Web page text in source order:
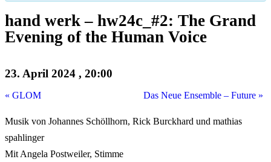
hand werk – hw24c_#2: The Grand
Evening of the Human Voice
23. April 2024 , 20:00
« GLOM Das Neue Ensemble – Future »
Musik von Johannes Schöllhorn, Rick Burckhard und mathias
spahlinger
Mit Angela Postweiler, Stimme